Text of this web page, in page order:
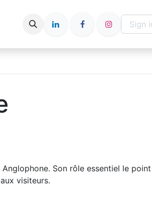
Articles Sign
Son rôle essentiel le
visiteurs.